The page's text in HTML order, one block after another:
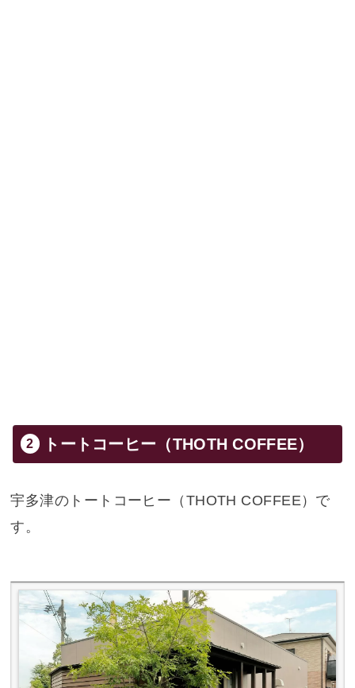
トートコーヒー（THOTH COFFEE）
宇多津のトートコーヒー（THOTH COFFEE）で
す。